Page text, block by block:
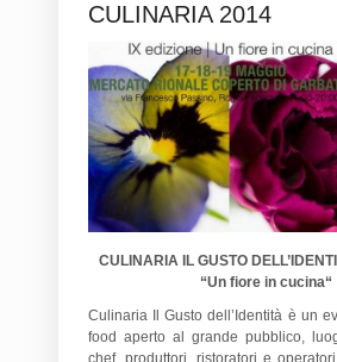
CULINARIA 2014
CULINARIA IL GUSTO
“Un fiore in cucina“
Culinaria Il Gusto dell’Identità è un
food aperto al grande pubblico,
chef, produttori, ristoratori e